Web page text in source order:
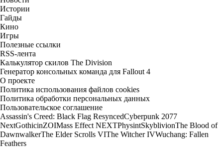
Истории
Гайды
Кино
Игры
Полезные ссылки
RSS-лента
Калькулятор скилов The Division
Генератор консольных команда для Fallout 4
О проекте
Политика использования файлов cookies
Политика обработки персональных данных
Пользовательское соглашение
Assassin's Creed: Black Flag ResyncedCyberpunk 2077
NextGothicinZOIMass Effect NEXTPhysintSkyblivionThe Blood of
DawnwalkerThe Elder Scrolls VIThe Witcher IVWuchang: Fallen
Feathers